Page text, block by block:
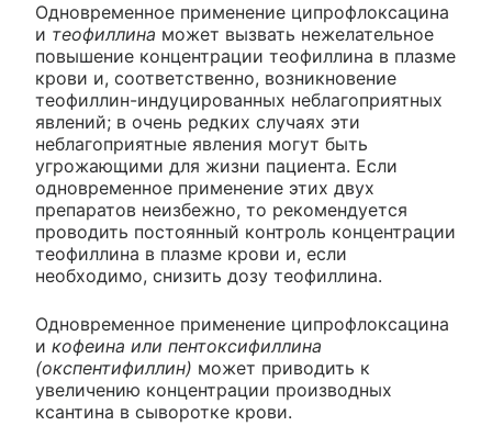
Одновременное применение ципрофлоксацина
и теофиллина может вызвать нежелательное
повышение концентрации теофиллина в плазме
крови и, соответственно, возникновение
теофиллин-индуцированных неблагоприятных
явлений; в очень редких случаях эти
неблагоприятные явления могут быть
угрожающими для жизни пациента. Если
одновременное применение этих двух
препаратов неизбежно, то рекомендуется
проводить постоянный контроль концентрации
теофиллина в плазме крови и, если
необходимо, снизить дозу теофиллина.
Одновременное применение ципрофлоксацина
и кофеина или пентоксифиллина
(окспентифиллин) может приводить к
увеличению концентрации производных
ксантина в сыворотке крови.